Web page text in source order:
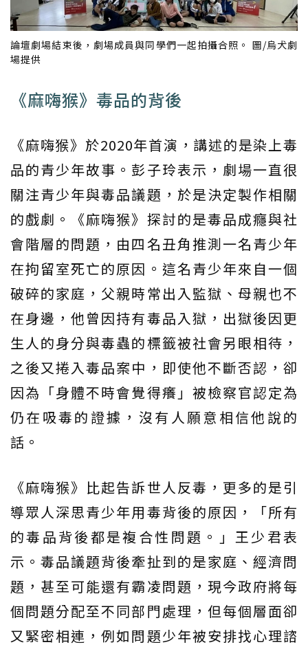
論壇劇場結束後，劇場成員與同學們一起拍攝合照。 圖/烏犬劇
場提供
《麻嗨猴》毒品的背後
《麻嗨猴》於2020年首演，講述的是染上毒
品的青少年故事。彭子玲表示，劇場一直很
關注青少年與毒品議題，於是決定製作相關
的戲劇。《麻嗨猴》探討的是毒品成癮與社
會階層的問題，由四名丑角推測一名青少年
在拘留室死亡的原因。這名青少年來自一個
破碎的家庭，父親時常出入監獄、母親也不
在身邊，他曾因持有毒品入獄，出獄後因更
生人的身分與毒蟲的標籤被社會另眼相待，
之後又捲入毒品案中，即使他不斷否認，卻
因為「身體不時會覺得癢」被檢察官認定為
仍在吸毒的證據，沒有人願意相信他說的
話。
《麻嗨猴》比起告訴世人反毒，更多的是引
導眾人深思青少年用毒背後的原因，「所有
的毒品背後都是複合性問題。」王少君表
示。毒品議題背後牽扯到的是家庭、經濟問
題，甚至可能還有霸凌問題，現今政府將每
個問題分配至不同部門處理，但每個層面卻
又緊密相連，例如問題少年被安排找心理諮